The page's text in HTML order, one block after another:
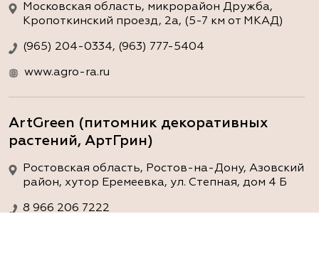
Московская область, микрорайон Дружба,
Кропоткинский проезд, 2а, (5-7 км от МКАД)
(965) 204-0334, (963) 777-5404
www.agro-ra.ru
ArtGreen (питомник декоративных
растений, АртГрин)
Ростовская область, Ростов-на-Дону, Азовский
район, хутор Еремеевка, ул. Степная, дом 4 Б
8 966 206 7222